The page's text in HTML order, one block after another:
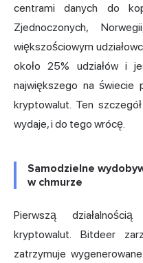
centrami danych do
Zjednoczonych,
większościowym
około 25% udziałów i
największego na świecie
kryptowalut. Ten
wydaje, i do tego wrócę.
Samodzielne
w chmurze
Pierwszą
kryptowalut. Bitdeer
zatrzymuje